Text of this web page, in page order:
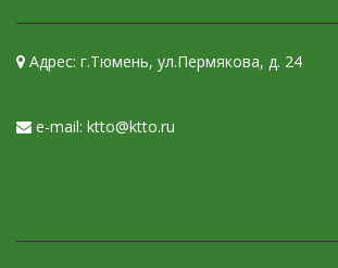
Адрес: г.Тюмень, ул.Пермякова, д. 24
e-mail: ktto@ktto.ru